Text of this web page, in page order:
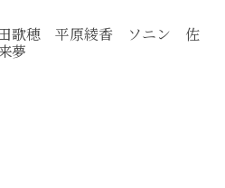
歌穂 平原綾香 ソニン 佐
夢